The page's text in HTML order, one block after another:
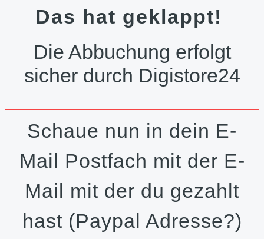
Das hat geklappt!
Die Abbuchung erfolgt
sicher durch Digistore24
Schaue nun in dein E-
Mail Postfach mit der E-
Mail mit der du gezahlt
hast (Paypal Adresse?)